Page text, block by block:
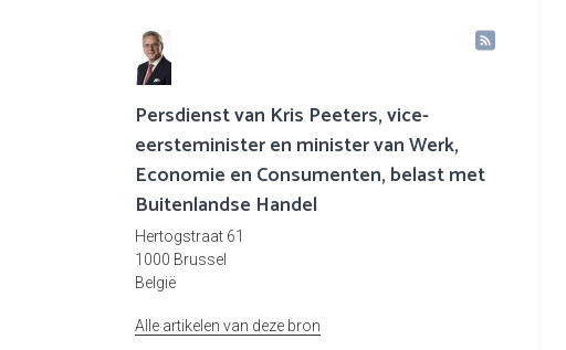
Persdienst van Kris Peeters, vice-
eersteminister en minister van Werk,
Economie en Consumenten, belast met
Buitenlandse Handel
Hertogstraat 61
1000 Brussel
België
Alle artikelen van deze bron